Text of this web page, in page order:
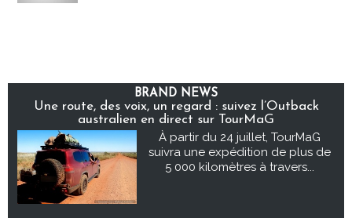
BRAND NEWS
Une route, des voix, un regard : suivez l’Outback
australien en direct sur TourMaG
À partir du 24 juillet, TourMaG
suivra une expédition de plus de
5 000 kilomètres à travers...